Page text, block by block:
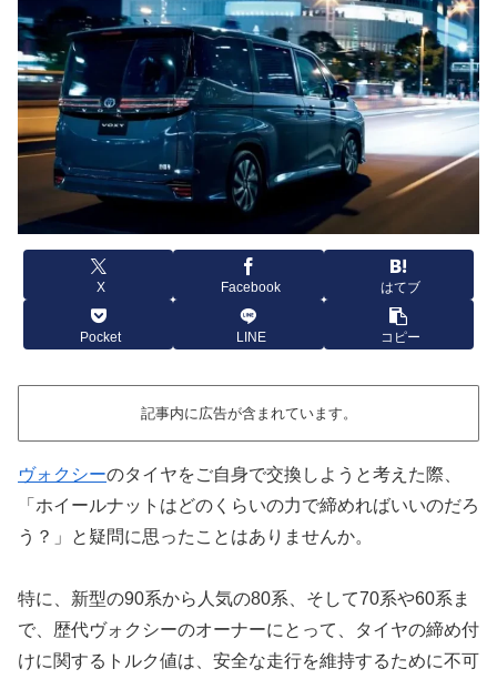
X Facebook はてブ
Pocket LINE コピー
記事内に広告が含まれています。
ヴォクシーのタイヤをご自身で交換しようと考えた際、
「ホイールナットはどのくらいの力で締めればいいのだろ
う？」と疑問に思ったことはありませんか。
特に、新型の90系から人気の80系、そして70系や60系ま
で、歴代ヴォクシーのオーナーにとって、タイヤの締め付
けに関するトルク値は、安全な走行を維持するために不可